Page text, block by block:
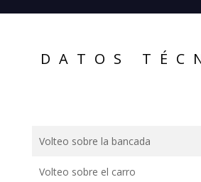
DATOS
Volteo sobre la bancada
Volteo sobre el carro